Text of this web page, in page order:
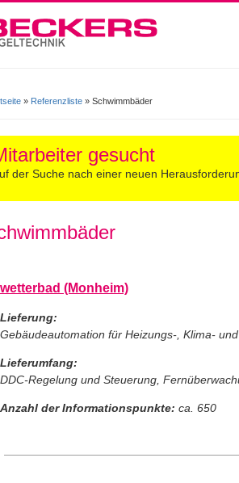
» Referenzliste » Schwimmbäder
gesucht
der Suche nach einer neuen
(Monheim)
Lieferung:
Gebäudeautomation für Heizungs-, Klima-
Lieferumfang:
DDC-Regelung und Steuerung,
Anzahl der Informationspunkte: ca. 650